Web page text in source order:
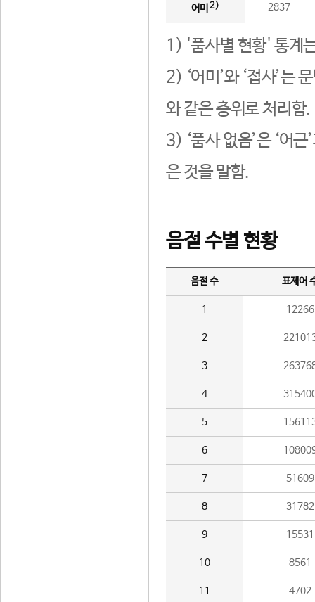
어미 2) 2837
1) '품사별 현황' 통계
2) ‘어미’와 ‘접사’는
와 같은 층위로 처리함.
3) ‘품사 없음’은 ‘어
은 것을 말함.
음절 수별 현황
음절 수 표제어
1 12266
2
3
4
5
6
7 51609
8 31782
9 15531
10 8561
11 4702